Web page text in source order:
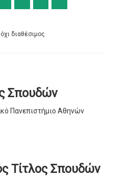
διαθέσιμος
Σπουδών
Πανεπιστήμιο Αθηνών
Τίτλος Σπουδών